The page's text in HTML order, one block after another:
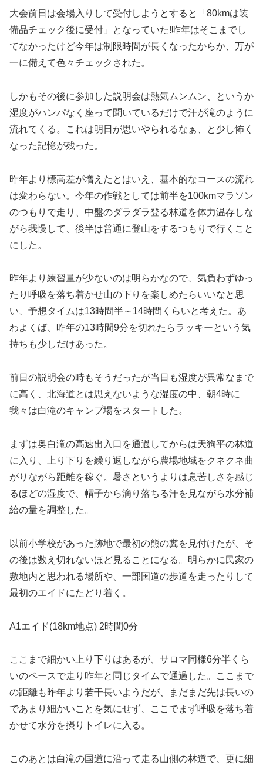
大会前日は会場入りして受付しようとすると「80kmは装
備品チェック後に受付」となっていた!昨年はそこまでし
てなかったけど今年は制限時間が長くなったからか、万が
一に備えて色々チェックされた。
しかもその後に参加した説明会は熱気ムンムン、というか
湿度がハンパなく座って聞いているだけで汗が滝のように
流れてくる。これは明日が思いやられるなぁ、と少し怖く
なった記憶が残った。
昨年より標高差が増えたとはいえ、基本的なコースの流れ
は変わらない。今年の作戦としては前半を100kmマラソン
のつもりで走り、中盤のダラダラ登る林道を体力温存しな
がら我慢して、後半は普通に登山をするつもりで行くこと
にした。
昨年より練習量が少ないのは明らかなので、気負わずゆっ
たり呼吸を落ち着かせ山の下りを楽しめたらいいなと思
い、予想タイムは13時間半～14時間くらいと考えた。あ
わよくば、昨年の13時間9分を切れたらラッキーという気
持ちも少しだけあった。
前日の説明会の時もそうだったが当日も湿度が異常なまで
に高く、北海道とは思えないような湿度の中、朝4時に
我々は白滝のキャンプ場をスタートした。
まずは奥白滝の高速出入口を通過してからは天狗平の林道
に入り、上り下りを繰り返しながら農場地域をクネクネ曲
がりながら距離を稼ぐ。暑さというよりは息苦しさを感じ
るほどの湿度で、帽子から滴り落ちる汗を見ながら水分補
給の量を調整した。
以前小学校があった跡地で最初の熊の糞を見付けたが、そ
の後は数え切れないほど見ることになる。明らかに民家の
敷地内と思われる場所や、一部国道の歩道を走ったりして
最初のエイドにたどり着く。
A1エイド(18km地点) 2時間0分
ここまで細かい上り下りはあるが、サロマ同様6分半くら
いのペースで走り昨年と同じタイムで通過した。ここまで
の距離も昨年より若干長いようだが、まだまだ先は長いの
であまり細かいことを気にせず、ここでまず呼吸を落ち着
かせて水分を摂りトイレに入る。
このあとは白滝の国道に沿って走る山側の林道で、更に細